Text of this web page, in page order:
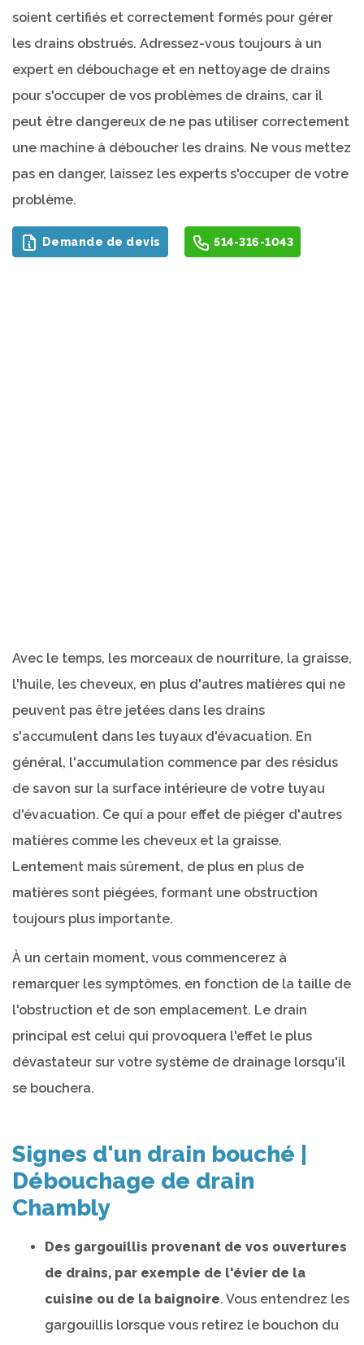
soient certifiés et correctement formés pour gérer
les drains obstrués. Adressez-vous toujours à un
expert en débouchage et en nettoyage de drains
pour s'occuper de vos problèmes de drains, car il
peut être dangereux de ne pas utiliser correctement
une machine à déboucher les drains. Ne vous mettez
pas en danger, laissez les experts s'occuper de votre
problème.
Demande de devis 514-316-1043
Avec le temps, les morceaux de nourriture, la graisse,
l'huile, les cheveux, en plus d'autres matières qui ne
peuvent pas être jetées dans les drains
s'accumulent dans les tuyaux d'évacuation. En
général, l'accumulation commence par des résidus
de savon sur la surface intérieure de votre tuyau
d'évacuation. Ce qui a pour effet de piéger d'autres
matières comme les cheveux et la graisse.
Lentement mais sûrement, de plus en plus de
matières sont piégées, formant une obstruction
toujours plus importante.
À un certain moment, vous commencerez à
remarquer les symptômes, en fonction de la taille de
l'obstruction et de son emplacement. Le drain
principal est celui qui provoquera l'effet le plus
dévastateur sur votre système de drainage lorsqu'il
se bouchera.
Signes d'un drain bouché |
Débouchage de drain
Chambly
Des gargouillis provenant de vos ouvertures
de drains, par exemple de l'évier de la
cuisine ou de la baignoire. Vous entendrez les
gargouillis lorsque vous retirez le bouchon du